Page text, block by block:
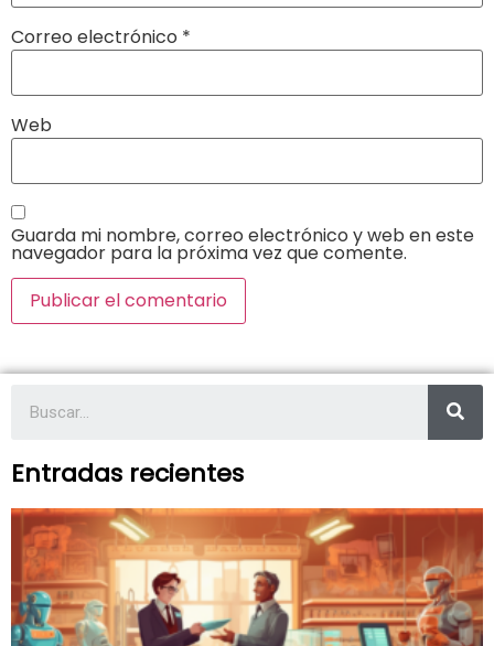
Correo electrónico *
Web
Guarda mi nombre, correo electrónico y web en este
navegador para la próxima vez que comente.
Entradas recientes